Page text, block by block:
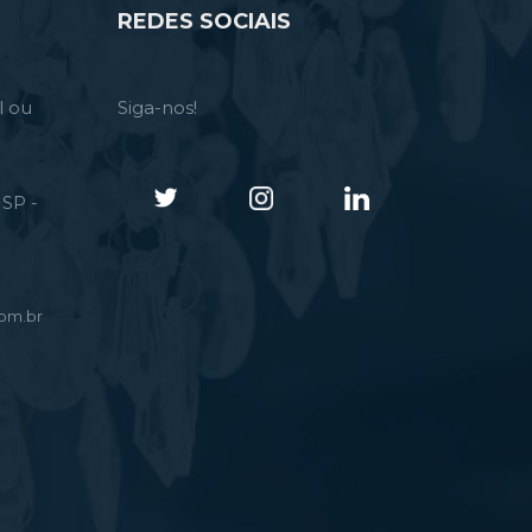
ou
-
REDES SOCIAIS
Siga-nos!